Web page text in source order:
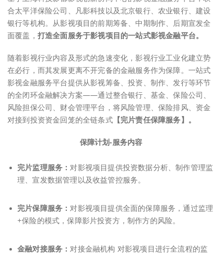
合太平洋保险公司、凡影科技以及北京银行、农业银行、建设
银行等机构。从影视项目的前期筹备、中期制作、后期宣发全
面覆盖， 打造全面服务于影视项目的一站式影视金融平台。
随着影视行业内容及形式的急速变化，影视行业工业化建立势
在必行，而其发展更离不开完备的金融服务作为保障。一站式
影视金融服务平台提供从影视筹备、投资、制作、发行等环节
的全闭环金融解决方案——通过整合银行、基金、保险公司、
风险担保公司、财会管理平台，将风险管理、保险排风、资金
对接到投资资金回笼的全链条式【完片责任保障服务】。
保障计划-服务内容
完片监理服务： 对影视项目提供投资数据分析、制作管理监
理、宣发数据管理以及收益管控服务。
完片保障服务： 对影视项目提供全面的保障服务，通过监理
+保险的模式，保障影片投资方，制作方的风险。
金融对接服务： 对接金融机构 对影视项目进行全流程的监